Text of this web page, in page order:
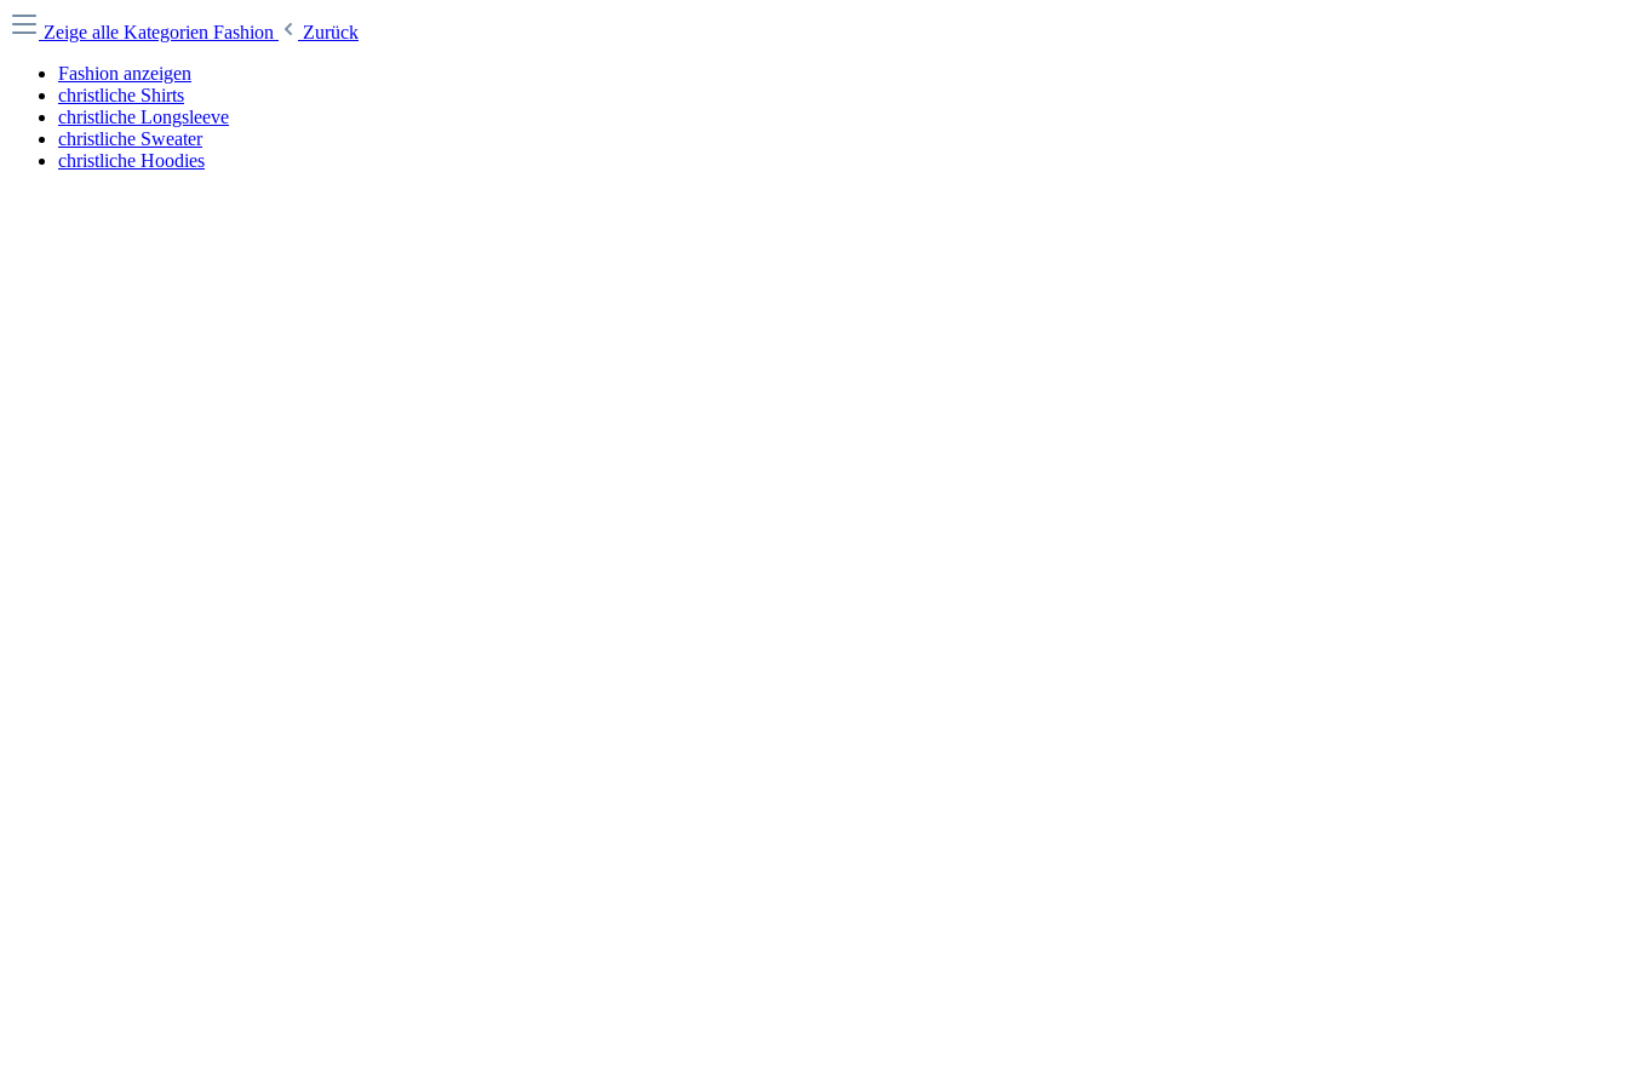
Zeige alle Kategorien Fashion
Zurück
Fashion anzeigen
christliche Shirts
christliche Longsleeve
christliche Sweater
christliche Hoodies